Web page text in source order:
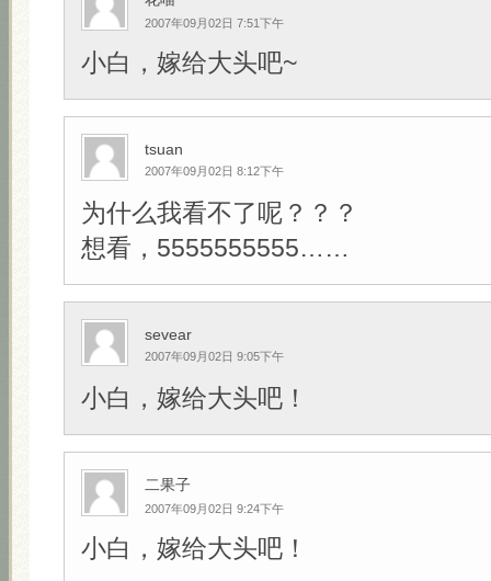
2007年09月02日 7:51下午
小白，嫁给大头吧~
tsuan
2007年09月02日 8:12下午
为什么我看不了呢？？？
想看，5555555555……
sevear
2007年09月02日 9:05下午
小白，嫁给大头吧！
二果子
2007年09月02日 9:24下午
小白，嫁给大头吧！